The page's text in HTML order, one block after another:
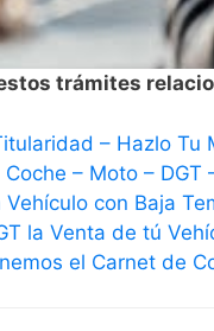
trámites
– Hazlo Tu
– Moto – DGT
con Baja
la Venta de tú
el Carnet de